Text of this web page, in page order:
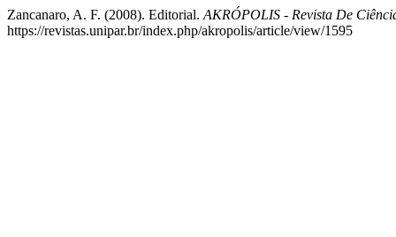
Zancanaro, A. F. (2008). Editorial. AKRÓPOLIS - Revista De
https://revistas.unipar.br/index.php/akropolis/article/view/1595